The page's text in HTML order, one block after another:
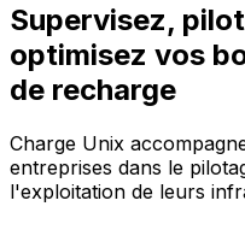
Supervisez,
optimisez vos
de recharge
Charge Unix
entreprises dans le
l'exploitation de leurs